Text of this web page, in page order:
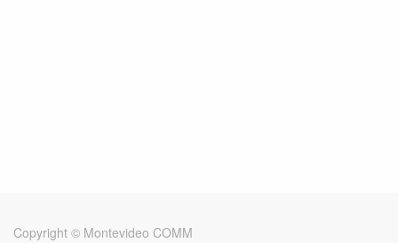
Copyright © Montevideo COMM